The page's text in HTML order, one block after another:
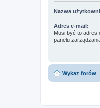
Nazwa
Adres e-mail:
Musi być to adres
panelu
Wykaz forów